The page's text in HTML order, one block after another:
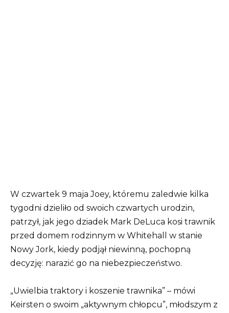
W czwartek 9 maja Joey, któremu zaledwie kilka
tygodni dzieliło od swoich czwartych urodzin,
patrzył, jak jego dziadek Mark DeLuca kosi trawnik
przed domem rodzinnym w Whitehall w stanie
Nowy Jork, kiedy podjął niewinną, pochopną
decyzję: narazić go na niebezpieczeństwo.
„Uwielbia traktory i koszenie trawnika” – mówi
Keirsten o swoim „aktywnym chłopcu”, młodszym z